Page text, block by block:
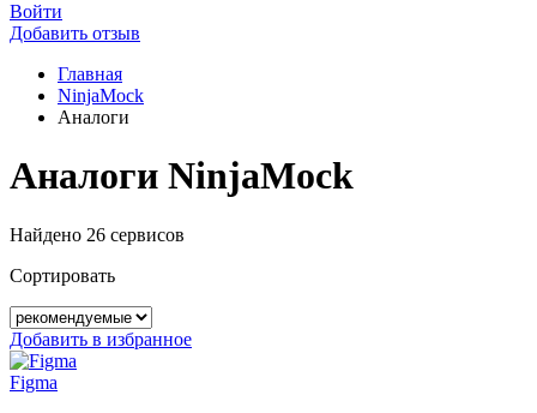
Войти
Добавить отзыв
Главная
NinjaMock
Аналоги
Аналоги NinjaMock
Найдено 26 сервисов
Сортировать
Добавить в избранное
Figma